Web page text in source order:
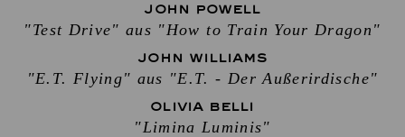
JOHN POWELL
"Test Drive" aus "How to Train Your Dragon"
JOHN WILLIAMS
"E.T. Flying" aus "E.T. - Der Außerirdische"
OLIVIA BELLI
"Limina Luminis"